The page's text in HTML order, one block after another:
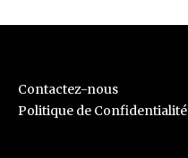
Contactez-nous
Politique de Confidentialité